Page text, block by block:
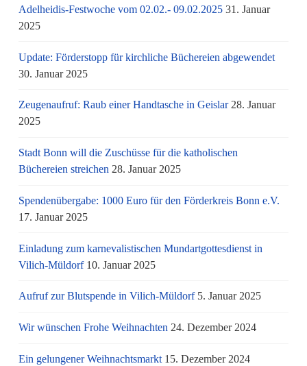
Adelheidis-Festwoche vom 02.02.- 09.02.2025 31. Januar
2025
Update: Förderstopp für kirchliche Büchereien abgewendet
30. Januar 2025
Zeugenaufruf: Raub einer Handtasche in Geislar 28. Januar
2025
Stadt Bonn will die Zuschüsse für die katholischen
Büchereien streichen 28. Januar 2025
Spendenübergabe: 1000 Euro für den Förderkreis Bonn e.V.
17. Januar 2025
Einladung zum karnevalistischen Mundartgottesdienst in
Vilich-Müldorf 10. Januar 2025
Aufruf zur Blutspende in Vilich-Müldorf 5. Januar 2025
Wir wünschen Frohe Weihnachten 24. Dezember 2024
Ein gelungener Weihnachtsmarkt 15. Dezember 2024